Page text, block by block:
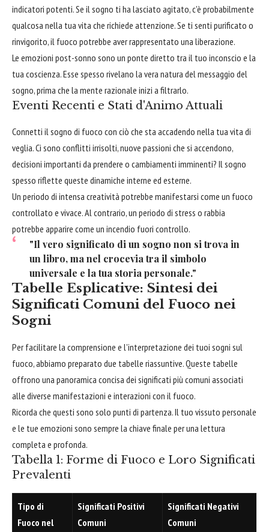
indicatori potenti. Se il sogno ti ha lasciato agitato, c'è probabilmente
qualcosa nella tua vita che richiede attenzione. Se ti senti purificato o
rinvigorito, il fuoco potrebbe aver rappresentato una liberazione.
Le emozioni post-sonno sono un ponte diretto tra il tuo inconscio e la
tua coscienza. Esse spesso rivelano la vera natura del messaggio del
sogno, prima che la mente razionale inizi a filtrarlo.
Eventi Recenti e Stati d'Animo Attuali
Connetti il sogno di fuoco con ciò che sta accadendo nella tua vita di
veglia. Ci sono conflitti irrisolti, nuove passioni che si accendono,
decisioni importanti da prendere o cambiamenti imminenti? Il sogno
spesso riflette queste dinamiche interne ed esterne.
Un periodo di intensa creatività potrebbe manifestarsi come un fuoco
controllato e vivace. Al contrario, un periodo di stress o rabbia
potrebbe apparire come un incendio fuori controllo.
"Il vero significato di un sogno non si trova in
un libro, ma nel crocevia tra il simbolo
universale e la tua storia personale."
Tabelle Esplicative: Sintesi dei
Significati Comuni del Fuoco nei
Sogni
Per facilitare la comprensione e l'interpretazione dei tuoi sogni sul
fuoco, abbiamo preparato due tabelle riassuntive. Queste tabelle
offrono una panoramica concisa dei significati più comuni associati
alle diverse manifestazioni e interazioni con il fuoco.
Ricorda che questi sono solo punti di partenza. Il tuo vissuto personale
e le tue emozioni sono sempre la chiave finale per una lettura
completa e profonda.
Tabella 1: Forme di Fuoco e Loro Significati
Prevalenti
Tipo di
Fuoco nel
Significati Positivi
Comuni
Significati Negativi
Comuni